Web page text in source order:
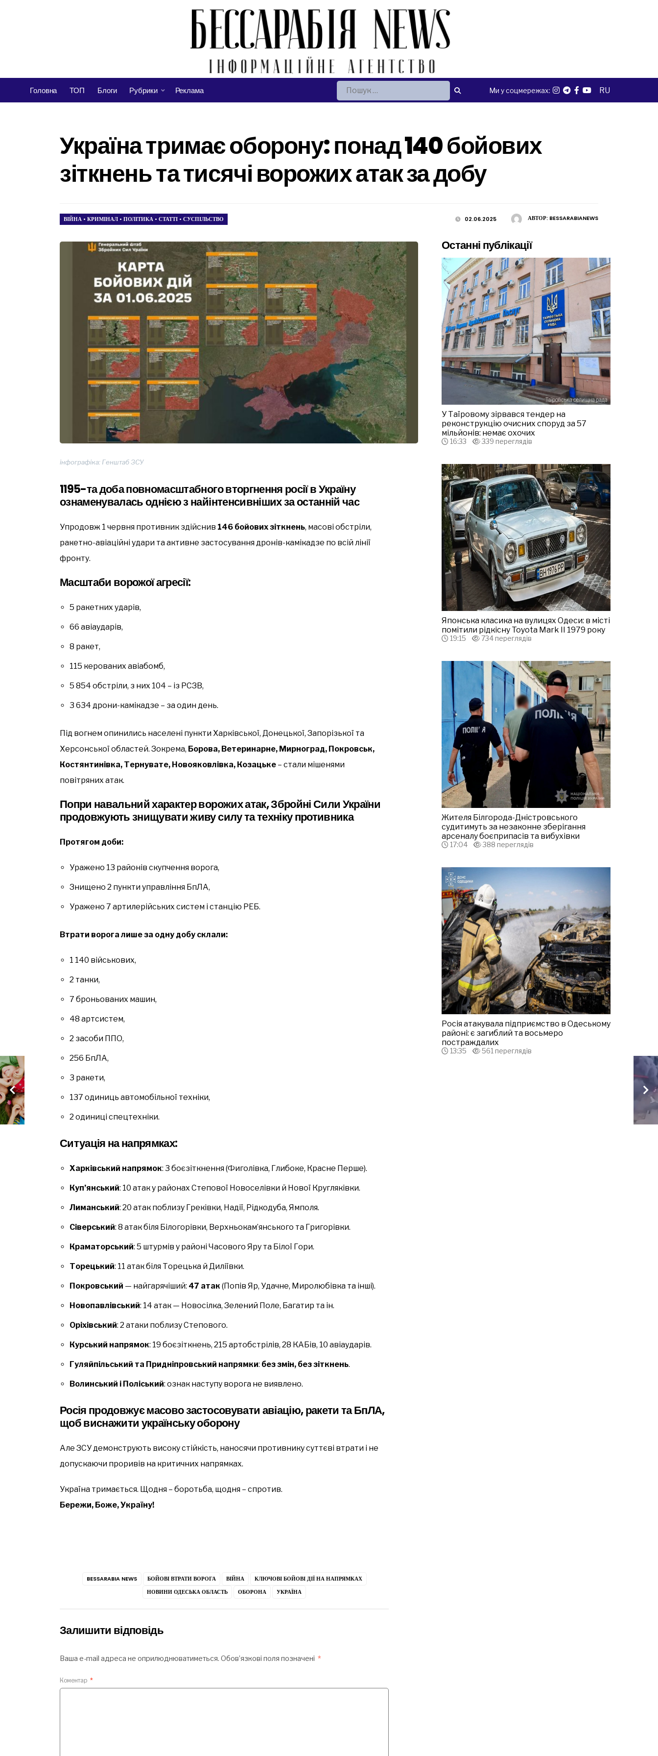
Головна ТОП Блоги Рубрики Реклама Пошук: Ми у соцмережах: RU
Україна тримає оборону: понад 140 бойових
зіткнень та тисячі ворожих атак за добу
АВТОР: BESSARABIANEWS
02.06.2025
ВІЙНА • КРИМІНАЛ • ПОЛІТИКА • СТАТТІ • СУСПІЛЬСТВО
інфографіка: Генштаб ЗСУ
1195-та доба повномасштабного вторгнення росії в Україну
ознаменувалась однією з найінтенсивніших за останній час
Упродовж 1 червня противник здійснив 146 бойових зіткнень, масові обстріли,
ракетно-авіаційні удари та активне застосування дронів-камікадзе по всій лінії
фронту.
Масштаби ворожої агресії:
5 ракетних ударів,
66 авіаударів,
8 ракет,
115 керованих авіабомб,
5 854 обстріли, з них 104 – із РСЗВ,
3 634 дрони-камікадзе – за один день.
Під вогнем опинились населені пункти Харківської, Донецької, Запорізької та
Херсонської областей. Зокрема, Борова, Ветеринарне, Мирноград, Покровськ,
Костянтинівка, Тернувате, Новояковлівка, Козацьке – стали мішенями
повітряних атак.
Попри навальний характер ворожих атак, Збройні Сили України
продовжують знищувати живу силу та техніку противника
Протягом доби:
Уражено 13 районів скупчення ворога,
Знищено 2 пункти управління БпЛА,
Уражено 7 артилерійських систем і станцію РЕБ.
Втрати ворога лише за одну добу склали:
1 140 військових,
2 танки,
7 броньованих машин,
48 артсистем,
2 засоби ППО,
256 БпЛА,
3 ракети,
137 одиниць автомобільної техніки,
2 одиниці спецтехніки.
Ситуація на напрямках:
Харківський напрямок: 3 боєзіткнення (Фиголівка, Глибоке, Красне Перше).
Куп’янський: 10 атак у районах Степової Новоселівки й Нової Кругляківки.
Лиманський: 20 атак поблизу Греківки, Надії, Рідкодуба, Ямполя.
Сіверський: 8 атак біля Білогорівки, Верхньокам’янського та Григорівки.
Краматорський: 5 штурмів у районі Часового Яру та Білої Гори.
Торецький: 11 атак біля Торецька й Диліївки.
Покровський — найгарячіший: 47 атак (Попів Яр, Удачне, Миролюбівка та інші).
Новопавлівський: 14 атак — Новосілка, Зелений Поле, Багатир та ін.
Оріхівський: 2 атаки поблизу Степового.
Курський напрямок: 19 боєзіткнень, 215 артобстрілів, 28 КАБів, 10 авіаударів.
Гуляйпільський та Придніпровський напрямки: без змін, без зіткнень.
Волинський і Поліський: ознак наступу ворога не виявлено.
Росія продовжує масово застосовувати авіацію, ракети та БпЛА,
щоб виснажити українську оборону
Але ЗСУ демонструють високу стійкість, наносячи противнику суттєві втрати і не
допускаючи проривів на критичних напрямках.
Україна тримається. Щодня – боротьба, щодня – спротив.
Бережи, Боже, Україну!
BESSARABIA NEWS БОЙОВІ ВТРАТИ ВОРОГА ВІЙНА
КЛЮЧОВІ БОЙОВІ ДІЇ НА НАПРЯМКАХ
НОВИНИ ОДЕСЬКА ОБЛАСТЬ
ОБОРОНА УКРАЇНА
Залишити відповідь
Ваша e-mail адреса не оприлюднюватиметься. Обов’язкові поля позначені *
Коментар *
Останні публікації
У Таїровому зірвався тендер на
реконструкцію очисних споруд за 57
мільйонів: немає охочих
16:33 339 переглядів
Японська класика на вулицях Одеси: в місті
помітили рідкісну Toyota Mark II 1979 року
19:15 734 переглядів
Жителя Білгорода-Дністровського
судитимуть за незаконне зберігання
арсеналу боєприпасів та вибухівки
17:04 388 переглядів
Росія атакувала підприємство в Одеському
районі: є загиблий та восьмеро
постраждалих
13:35 561 переглядів